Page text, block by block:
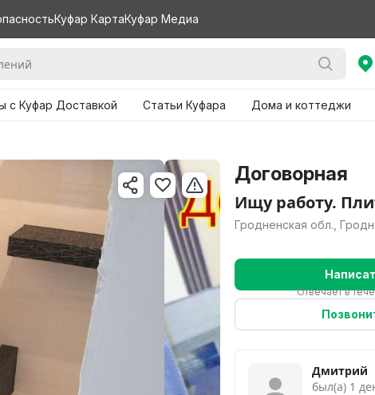
Куфар КартаКуфар Медиа
с Куфар Доставкой Статьи Куфара Дома и коттеджи
Договорная
Ищу работу.
Гродненская обл.,
Отвечает в
Дмитрий
был(а) 1